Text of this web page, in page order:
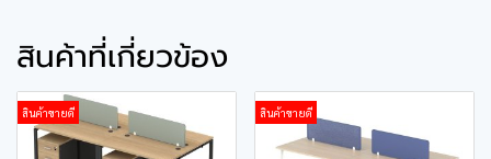
สินค้าที่เกี่ยวข้อง
สินค้าขายดี สินค้าขายดี